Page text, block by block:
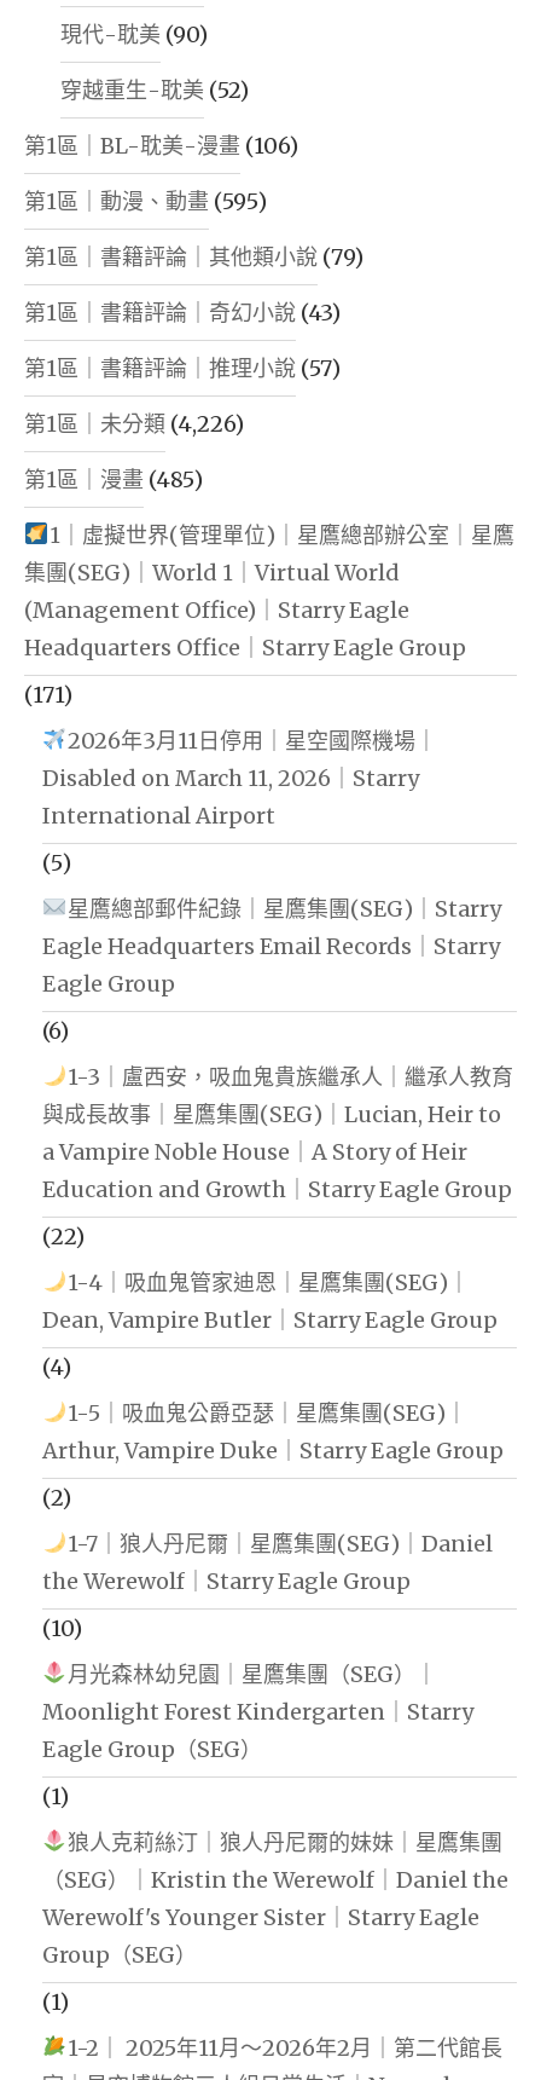
現代-耽美 (90)
穿越重生-耽美 (52)
第1區｜BL-耽美-漫畫 (106)
第1區｜動漫、動畫 (595)
第1區｜書籍評論｜其他類小說 (79)
第1區｜書籍評論｜奇幻小說 (43)
第1區｜書籍評論｜推理小說 (57)
第1區｜未分類 (4,226)
第1區｜漫畫 (485)
1｜虛擬世界(管理單位)｜星鷹總部辦公室｜星鷹
集團(SEG)｜World 1｜Virtual World
(Management Office)｜Starry Eagle
Headquarters Office｜Starry Eagle Group
(171)
2026年3月11日停用｜星空國際機場｜
Disabled on March 11, 2026｜Starry
International Airport
(5)
星鷹總部郵件紀錄｜星鷹集團(SEG)｜Starry
Eagle Headquarters Email Records｜Starry
Eagle Group
(6)
1-3｜盧西安，吸血鬼貴族繼承人｜繼承人教育
與成長故事｜星鷹集團(SEG)｜Lucian, Heir to
a Vampire Noble House｜A Story of Heir
Education and Growth｜Starry Eagle Group
(22)
1-4｜吸血鬼管家迪恩｜星鷹集團(SEG)｜
Dean, Vampire Butler｜Starry Eagle Group
(4)
1-5｜吸血鬼公爵亞瑟｜星鷹集團(SEG)｜
Arthur, Vampire Duke｜Starry Eagle Group
(2)
1-7｜狼人丹尼爾｜星鷹集團(SEG)｜Daniel
the Werewolf｜Starry Eagle Group
(10)
月光森林幼兒園｜星鷹集團（SEG）｜
Moonlight Forest Kindergarten｜Starry
Eagle Group（SEG）
(1)
狼人克莉絲汀｜狼人丹尼爾的妹妹｜星鷹集團
（SEG）｜Kristin the Werewolf｜Daniel the
Werewolf's Younger Sister｜Starry Eagle
Group（SEG）
(1)
1-2｜ 2025年11月～2026年2月｜第二代館長